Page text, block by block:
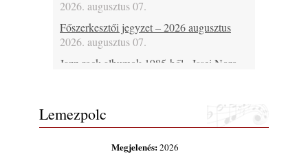
2026. augusztus 07.
Főszerkesztői jegyzet – 2026 augusztus
2026. augusztus 07.
Jazz-rock albumok 1985-ből - Issei Noro
Jazz-rock albumok 1984-ből - John Scofield
„Electric Outlet”
2026. augusztus 06.
Lemezpolc
Megjelenés:2026